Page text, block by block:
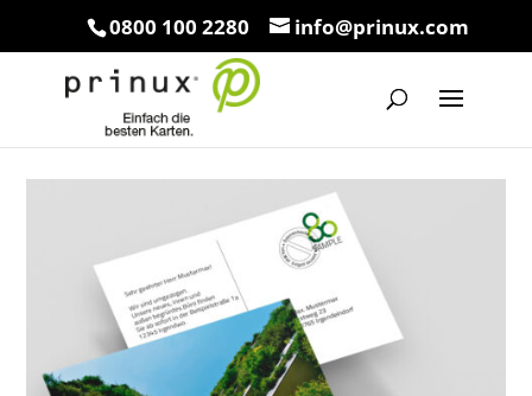
0800 100 2280 info@prinux.com